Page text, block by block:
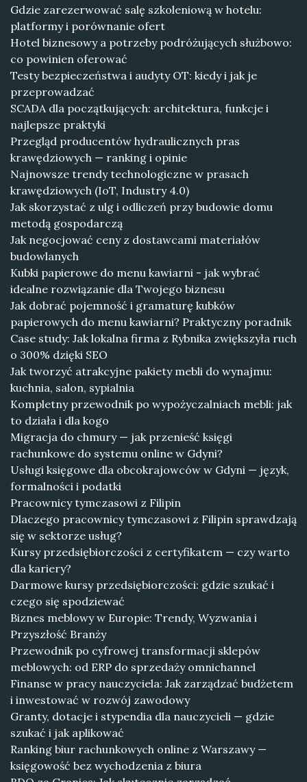
Gdzie zarezerwować salę szkoleniową w hotelu:
platformy i porównanie ofert
Hotel biznesowy a potrzeby podróżujących służbowo:
co powinien oferować
Testy bezpieczeństwa i audyty OT: kiedy i jak je
przeprowadzać
SCADA dla początkujących: architektura, funkcje i
najlepsze praktyki
Przegląd producentów hydraulicznych pras
krawędziowych — ranking i opinie
Najnowsze trendy technologiczne w prasach
krawędziowych (IoT, Industry 4.0)
Jak skorzystać z ulg i odliczeń przy budowie domu
metodą gospodarczą
Jak negocjować ceny z dostawcami materiałów
budowlanych
Kubki papierowe do menu kawiarni - jak wybrać
idealne rozwiązanie dla Twojego biznesu
Jak dobrać pojemność i gramaturę kubków
papierowych do menu kawiarni? Praktyczny poradnik
Case study: Jak lokalna firma z Rybnika zwiększyła ruch
o 300% dzięki SEO
Jak tworzyć atrakcyjne pakiety mebli do wynajmu:
kuchnia, salon, sypialnia
Kompletny przewodnik po wypożyczalniach mebli: jak
to działa i dla kogo
Migracja do chmury — jak przenieść księgi
rachunkowe do systemu online w Gdyni?
Usługi księgowe dla obcokrajowców w Gdyni — język,
formalności i podatki
Pracownicy tymczasowi z Filipin
Dlaczego pracownicy tymczasowi z Filipin sprawdzają
się w sektorze usług?
Kursy przedsiębiorczości z certyfikatem — czy warto
dla kariery?
Darmowe kursy przedsiębiorczości: gdzie szukać i
czego się spodziewać
Biznes meblowy w Europie: Trendy, Wyzwania i
Przyszłość Branży
Przewodnik po cyfrowej transformacji sklepów
meblowych: od ERP do sprzedaży omnichannel
Finanse w pracy nauczyciela: Jak zarządzać budżetem
i inwestować w rozwój zawodowy
Granty, dotacje i stypendia dla nauczycieli — gdzie
szukać i jak aplikować
Ranking biur rachunkowych online z Warszawy —
księgowość bez wychodzenia z biura